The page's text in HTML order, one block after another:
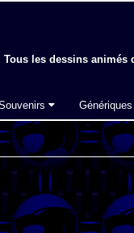
Tous les dessins animés
Génériques